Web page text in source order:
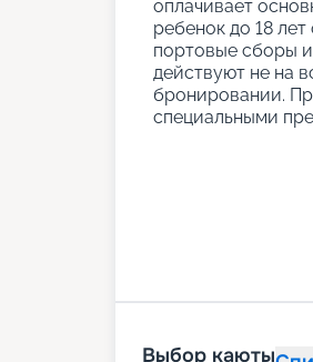
оплачивает
ребенок до 18
портовые сборы
действуют не на
бронировании.
специальными
Выбор каюты